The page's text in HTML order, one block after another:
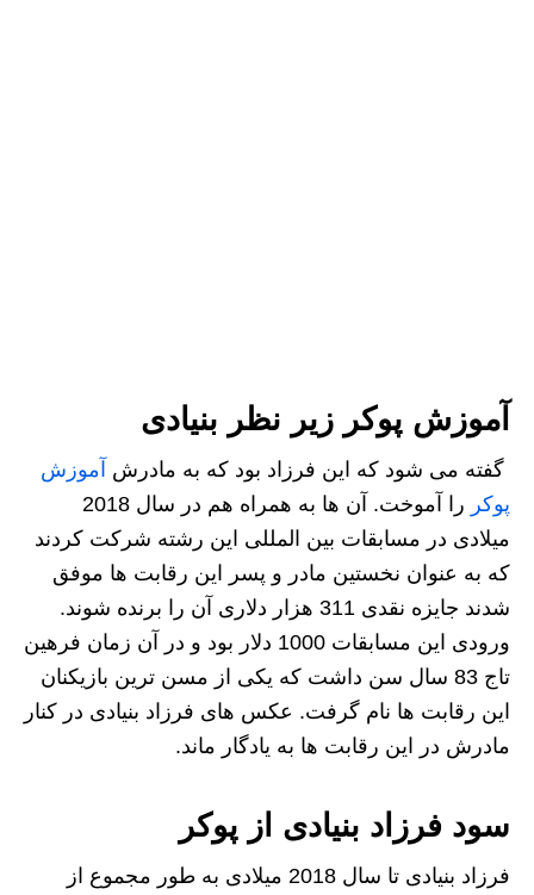
آموزش پوکر زیر نظر بنیادی
گفته می شود که این فرزاد بود که به مادرش آموزش
پوکر
را آموخت. آن ها به همراه هم در سال 2018
میلادی در مسابقات بین المللی این رشته شرکت کردند
که به عنوان نخستین مادر و پسر این رقابت ها موفق
شدند جایزه نقدی 311 هزار دلاری آن را برنده شوند.
ورودی این مسابقات 1000 دلار بود و در آن زمان فرهین
تاج 83 سال سن داشت که یکی از مسن ترین بازیکنان
این رقابت ها نام گرفت. عکس های فرزاد بنیادی در کنار
مادرش در این رقابت ها به یادگار ماند.
سود فرزاد بنیادی از پوکر
فرزاد بنیادی تا سال 2018 میلادی به طور مجموع از